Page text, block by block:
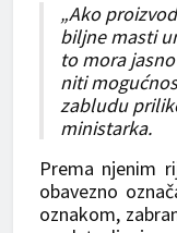
„Ako
biljne masti
to mora
niti
zabludu
ministarka.
Prema njenim
obavezno
oznakom,